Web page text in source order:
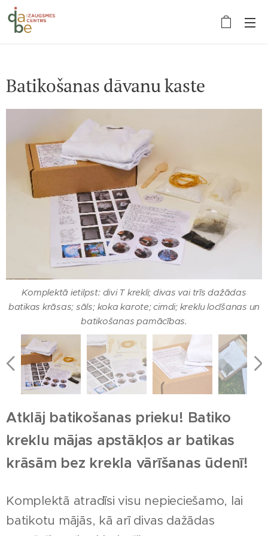
Batikošanas dāvanu kaste
Komplektā ietilpst: divi T krekli; divas vai trīs dažādas
batikas krāsas; sāls; koka karote; cimdi; kreklu locīšanas un
batikošanas pamācības.
Komplektā ietilpst: divi T krekli; divas vai trīs dažādas
batikas krāsas; sāls; koka karote; cimdi; kreklu locīšanas un
batikošanas pamācības.
Komplektā ietilpst: divi T krekli; divas vai trīs dažādas
batikas krāsas; sāls; koka karote; cimdi; kreklu locīšanas un
batikošanas pamācības.
Atklāj batikošanas prieku! Batiko
kreklu mājas apstākļos ar batikas
krāsām bez krekla vārīšanas ūdenī!
Komplektā atradīsi visu nepieciešamo, lai
batikotu mājās, kā arī divas dažādas